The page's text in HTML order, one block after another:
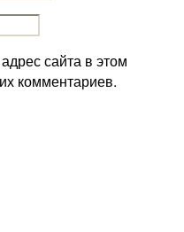
сайта в этом
комментариев.